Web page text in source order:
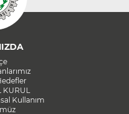
KURUL
Kullanım